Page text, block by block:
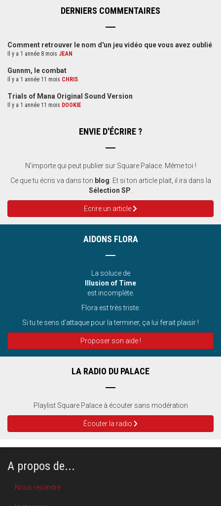
DERNIERS COMMENTAIRES
Comment retrouver le nom d'un jeu vidéo que vous avez oublié
Il y a 1 année 8 mois JEAN
Gunnm, le combat
Il y a 1 année 11 mois CHRIS
Trials of Mana Original Sound Version
Il y a 1 année 11 mois DOOKIE
ENVIE D'ÉCRIRE ?
N'importe qui peut publier sur Square Palace. Même toi !
Ce que tu écris va dans ton blog. Et si ton article plait, il ira dans la
Sélection SP.
Ecrire un article
AIDONS FLORA
La soluce de
Illusion of Time
est incomplète.
Flora est très triste.
Si tu te sens d’attaque pour la terminer, ça lui ferait plaisir !
Proposer son aide !
LA RADIO DU PALACE
Playlist Square Palace à écouter sans modération
Écouter la radio
A propos de...
Nous rejoindre